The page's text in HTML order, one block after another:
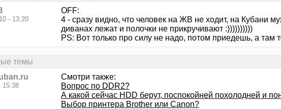
- 13:20
OFF:
4 - сразу видно, что человек на ЖВ не ходит, на Кубани
диванах лежат и полочки не прикручивают :))))))))))
PS: Вот только про силу не надо, потом приедешь, а там
темы
15:38
Смотри также:
Вопрос по DDR2?
А какой сейчас HDD берут, поспокойней похолодней и
Выбор принтера Brother или Canon?